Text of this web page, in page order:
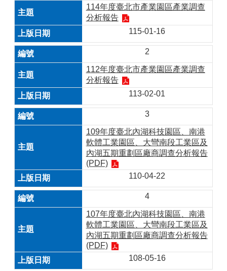
114年度臺北市產業園區產業調查
分析報告
115-01-16
2
112年度臺北市產業園區產業調查
分析報告
113-02-01
3
109年度臺北內湖科技園區、南港
軟體工業園區、大彎南段工業區及
內湖五期重劃區廠商調查分析報告
(PDF)
110-04-22
4
107年度臺北內湖科技園區、南港
軟體工業園區、大彎南段工業區及
內湖五期重劃區廠商調查分析報告
(PDF)
108-05-16